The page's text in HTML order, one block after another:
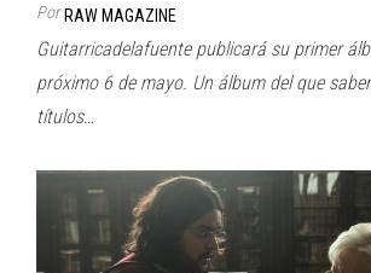
Por RAW MAGAZINE
Guitarricadelafuente publicará su primer
próximo 6 de mayo. Un álbum del que
títulos…